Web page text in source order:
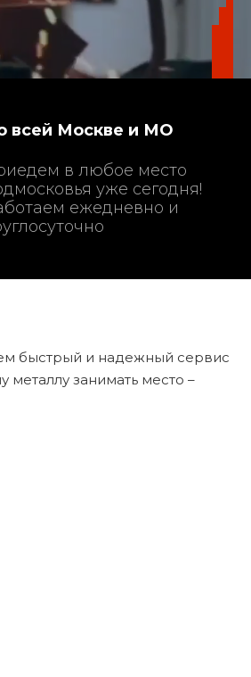
всей Москве и МО
в любое место
уже сегодня!
ежедневно и
быстрый и надежный сервис
занимать место –